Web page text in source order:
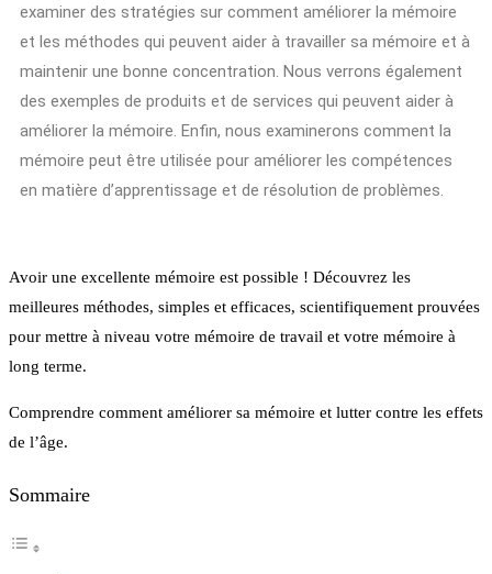
examiner des stratégies sur comment améliorer la mémoire
et les méthodes qui peuvent aider à travailler sa mémoire et à
maintenir une bonne concentration. Nous verrons également
des exemples de produits et de services qui peuvent aider à
améliorer la mémoire. Enfin, nous examinerons comment la
mémoire peut être utilisée pour améliorer les compétences
en matière d’apprentissage et de résolution de problèmes.
Avoir une excellente mémoire est possible ! Découvrez les
meilleures méthodes, simples et efficaces, scientifiquement prouvées
pour mettre à niveau votre mémoire de travail et votre mémoire à
long terme.
Comprendre comment améliorer sa mémoire et lutter contre les effets
de l’âge.
Sommaire